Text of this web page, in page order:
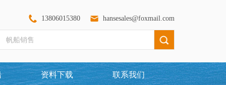
13806015380 hansesales@foxmail.com
资料下载 联系我们